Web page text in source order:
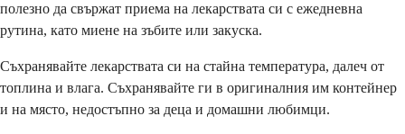
полезно да свържат приема на лекарствата си с ежедневна
рутина, като миене на зъбите или закуска.
Съхранявайте лекарствата си на стайна температура, далеч от
топлина и влага. Съхранявайте ги в оригиналния им контейнер
и на място, недостъпно за деца и домашни любимци.